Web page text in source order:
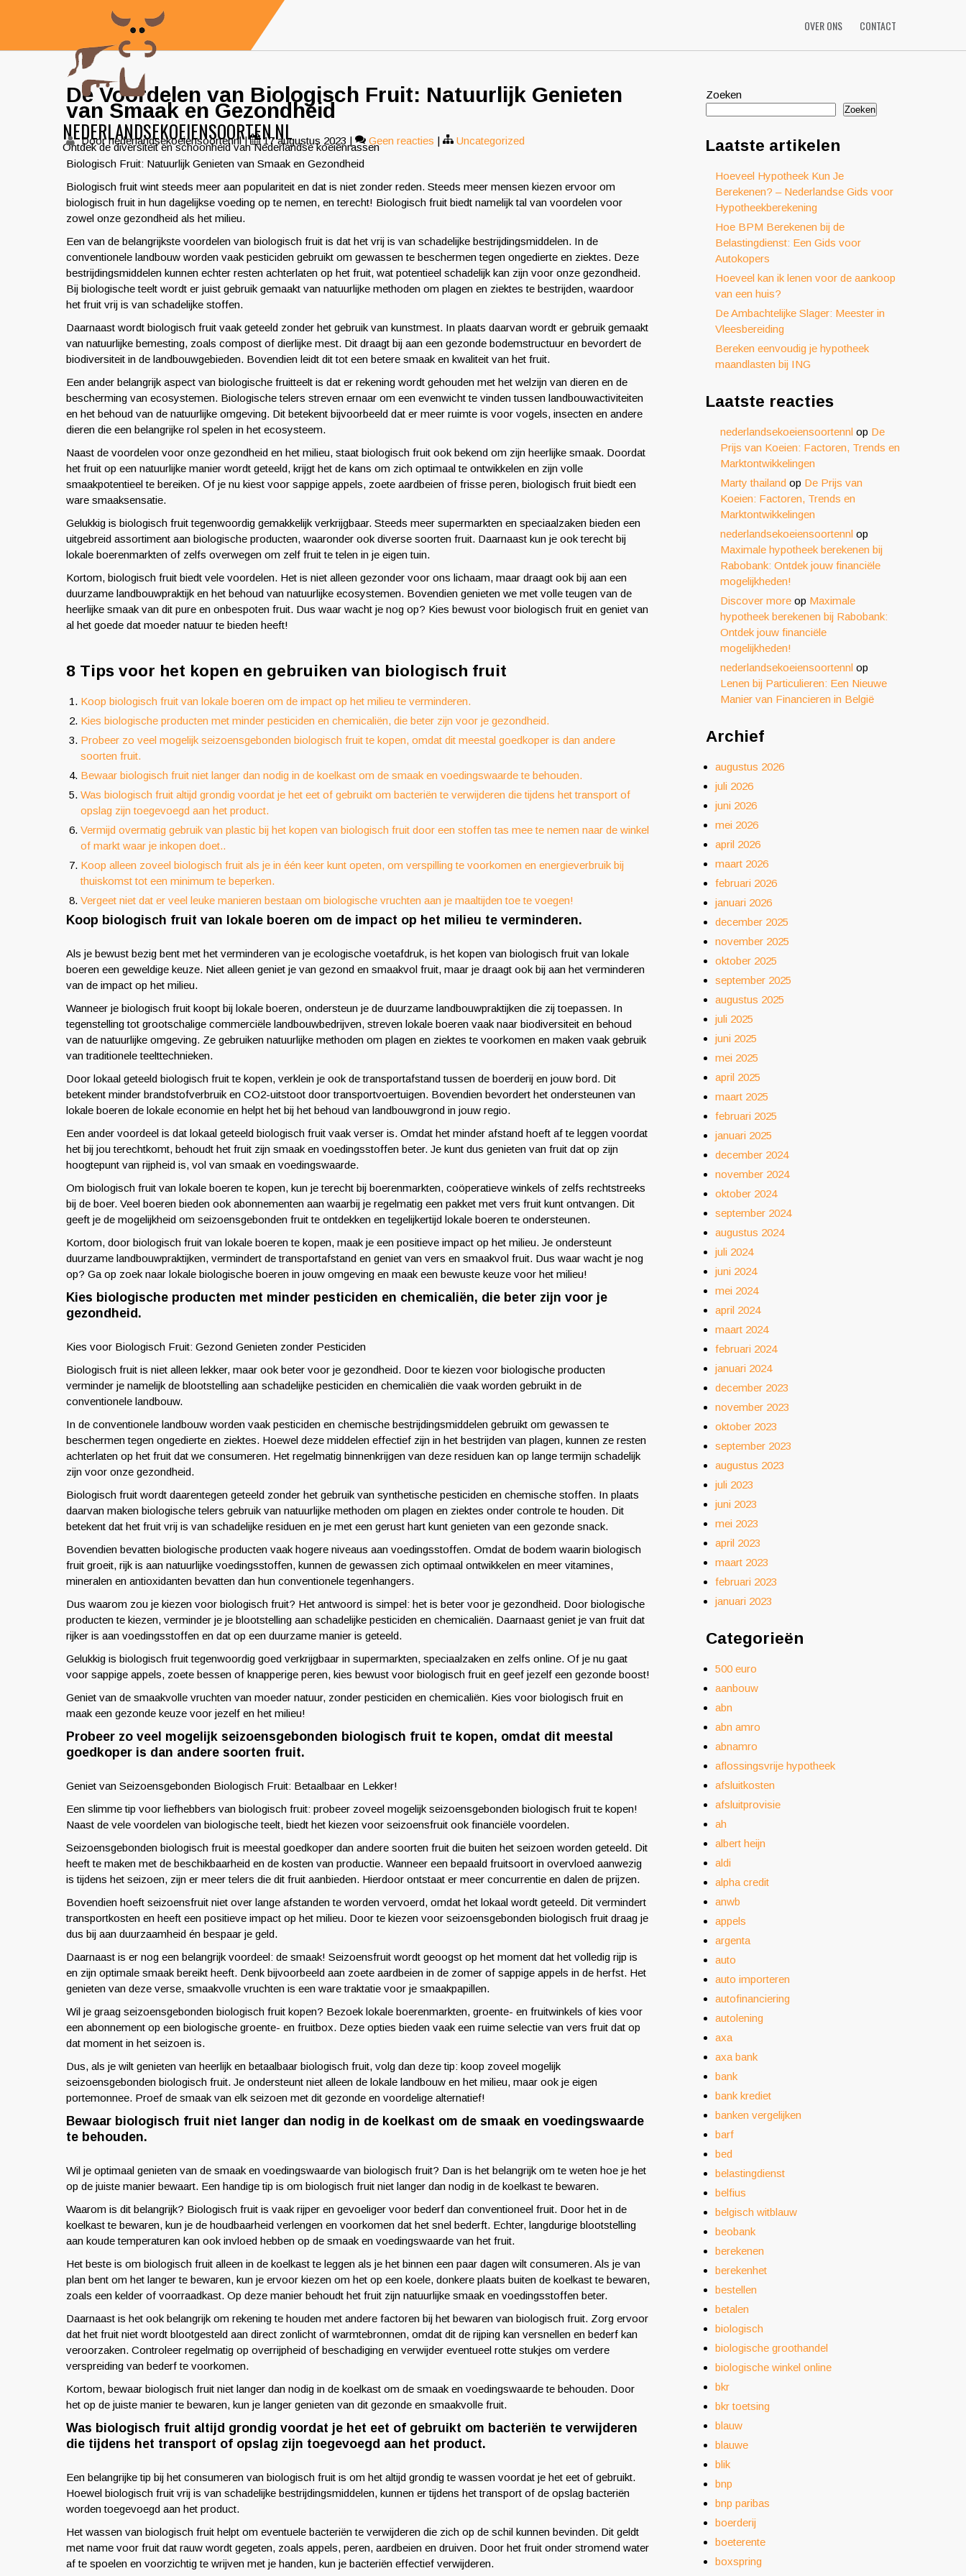
NEDERLANDSEKOEIENSOORTEN.NL
Ontdek de diversiteit en schoonheid van Nederlandse koeienrassen
OVER ONS CONTACT
De Voordelen van Biologisch Fruit: Natuurlijk Genieten
van Smaak en Gezondheid
Door nederlandsekoeiensoortennl| 17 augustus 2023 | Geen reacties |
Uncategorized
Biologisch Fruit: Natuurlijk Genieten van Smaak en Gezondheid
Biologisch fruit wint steeds meer aan populariteit en dat is niet zonder reden. Steeds meer mensen kiezen ervoor om
biologisch fruit in hun dagelijkse voeding op te nemen, en terecht! Biologisch fruit biedt namelijk tal van voordelen voor
zowel onze gezondheid als het milieu.
Een van de belangrijkste voordelen van biologisch fruit is dat het vrij is van schadelijke bestrijdingsmiddelen. In de
conventionele landbouw worden vaak pesticiden gebruikt om gewassen te beschermen tegen ongedierte en ziektes. Deze
bestrijdingsmiddelen kunnen echter resten achterlaten op het fruit, wat potentieel schadelijk kan zijn voor onze gezondheid.
Bij biologische teelt wordt er juist gebruik gemaakt van natuurlijke methoden om plagen en ziektes te bestrijden, waardoor
het fruit vrij is van schadelijke stoffen.
Daarnaast wordt biologisch fruit vaak geteeld zonder het gebruik van kunstmest. In plaats daarvan wordt er gebruik gemaakt
van natuurlijke bemesting, zoals compost of dierlijke mest. Dit draagt bij aan een gezonde bodemstructuur en bevordert de
biodiversiteit in de landbouwgebieden. Bovendien leidt dit tot een betere smaak en kwaliteit van het fruit.
Een ander belangrijk aspect van biologische fruitteelt is dat er rekening wordt gehouden met het welzijn van dieren en de
bescherming van ecosystemen. Biologische telers streven ernaar om een evenwicht te vinden tussen landbouwactiviteiten
en het behoud van de natuurlijke omgeving. Dit betekent bijvoorbeeld dat er meer ruimte is voor vogels, insecten en andere
dieren die een belangrijke rol spelen in het ecosysteem.
Naast de voordelen voor onze gezondheid en het milieu, staat biologisch fruit ook bekend om zijn heerlijke smaak. Doordat
het fruit op een natuurlijke manier wordt geteeld, krijgt het de kans om zich optimaal te ontwikkelen en zijn volle
smaakpotentieel te bereiken. Of je nu kiest voor sappige appels, zoete aardbeien of frisse peren, biologisch fruit biedt een
ware smaaksensatie.
Gelukkig is biologisch fruit tegenwoordig gemakkelijk verkrijgbaar. Steeds meer supermarkten en speciaalzaken bieden een
uitgebreid assortiment aan biologische producten, waaronder ook diverse soorten fruit. Daarnaast kun je ook terecht bij
lokale boerenmarkten of zelfs overwegen om zelf fruit te telen in je eigen tuin.
Kortom, biologisch fruit biedt vele voordelen. Het is niet alleen gezonder voor ons lichaam, maar draagt ook bij aan een
duurzame landbouwpraktijk en het behoud van natuurlijke ecosystemen. Bovendien genieten we met volle teugen van de
heerlijke smaak van dit pure en onbespoten fruit. Dus waar wacht je nog op? Kies bewust voor biologisch fruit en geniet van
al het goede dat moeder natuur te bieden heeft!
8 Tips voor het kopen en gebruiken van biologisch fruit
Koop biologisch fruit van lokale boeren om de impact op het milieu te verminderen.
Kies biologische producten met minder pesticiden en chemicaliën, die beter zijn voor je gezondheid.
Probeer zo veel mogelijk seizoensgebonden biologisch fruit te kopen, omdat dit meestal goedkoper is dan andere
soorten fruit.
Bewaar biologisch fruit niet langer dan nodig in de koelkast om de smaak en voedingswaarde te behouden.
Was biologisch fruit altijd grondig voordat je het eet of gebruikt om bacteriën te verwijderen die tijdens het transport of
opslag zijn toegevoegd aan het product.
Vermijd overmatig gebruik van plastic bij het kopen van biologisch fruit door een stoffen tas mee te nemen naar de winkel
of markt waar je inkopen doet..
Koop alleen zoveel biologisch fruit als je in één keer kunt opeten, om verspilling te voorkomen en energieverbruik bij
thuiskomst tot een minimum te beperken.
Vergeet niet dat er veel leuke manieren bestaan ​​om biologische vruchten aan je maaltijden toe te voegen!
Koop biologisch fruit van lokale boeren om de impact op het milieu te verminderen.
Als je bewust bezig bent met het verminderen van je ecologische voetafdruk, is het kopen van biologisch fruit van lokale
boeren een geweldige keuze. Niet alleen geniet je van gezond en smaakvol fruit, maar je draagt ook bij aan het verminderen
van de impact op het milieu.
Wanneer je biologisch fruit koopt bij lokale boeren, ondersteun je de duurzame landbouwpraktijken die zij toepassen. In
tegenstelling tot grootschalige commerciële landbouwbedrijven, streven lokale boeren vaak naar biodiversiteit en behoud
van de natuurlijke omgeving. Ze gebruiken natuurlijke methoden om plagen en ziektes te voorkomen en maken vaak gebruik
van traditionele teelttechnieken.
Door lokaal geteeld biologisch fruit te kopen, verklein je ook de transportafstand tussen de boerderij en jouw bord. Dit
betekent minder brandstofverbruik en CO2-uitstoot door transportvoertuigen. Bovendien bevordert het ondersteunen van
lokale boeren de lokale economie en helpt het bij het behoud van landbouwgrond in jouw regio.
Een ander voordeel is dat lokaal geteeld biologisch fruit vaak verser is. Omdat het minder afstand hoeft af te leggen voordat
het bij jou terechtkomt, behoudt het fruit zijn smaak en voedingsstoffen beter. Je kunt dus genieten van fruit dat op zijn
hoogtepunt van rijpheid is, vol van smaak en voedingswaarde.
Om biologisch fruit van lokale boeren te kopen, kun je terecht bij boerenmarkten, coöperatieve winkels of zelfs rechtstreeks
bij de boer. Veel boeren bieden ook abonnementen aan waarbij je regelmatig een pakket met vers fruit kunt ontvangen. Dit
geeft je de mogelijkheid om seizoensgebonden fruit te ontdekken en tegelijkertijd lokale boeren te ondersteunen.
Kortom, door biologisch fruit van lokale boeren te kopen, maak je een positieve impact op het milieu. Je ondersteunt
duurzame landbouwpraktijken, vermindert de transportafstand en geniet van vers en smaakvol fruit. Dus waar wacht je nog
op? Ga op zoek naar lokale biologische boeren in jouw omgeving en maak een bewuste keuze voor het milieu!
Kies biologische producten met minder pesticiden en chemicaliën, die beter zijn voor je
gezondheid.
Kies voor Biologisch Fruit: Gezond Genieten zonder Pesticiden
Biologisch fruit is niet alleen lekker, maar ook beter voor je gezondheid. Door te kiezen voor biologische producten
verminder je namelijk de blootstelling aan schadelijke pesticiden en chemicaliën die vaak worden gebruikt in de
conventionele landbouw.
In de conventionele landbouw worden vaak pesticiden en chemische bestrijdingsmiddelen gebruikt om gewassen te
beschermen tegen ongedierte en ziektes. Hoewel deze middelen effectief zijn in het bestrijden van plagen, kunnen ze resten
achterlaten op het fruit dat we consumeren. Het regelmatig binnenkrijgen van deze residuen kan op lange termijn schadelijk
zijn voor onze gezondheid.
Biologisch fruit wordt daarentegen geteeld zonder het gebruik van synthetische pesticiden en chemische stoffen. In plaats
daarvan maken biologische telers gebruik van natuurlijke methoden om plagen en ziektes onder controle te houden. Dit
betekent dat het fruit vrij is van schadelijke residuen en je met een gerust hart kunt genieten van een gezonde snack.
Bovendien bevatten biologische producten vaak hogere niveaus aan voedingsstoffen. Omdat de bodem waarin biologisch
fruit groeit, rijk is aan natuurlijke voedingsstoffen, kunnen de gewassen zich optimaal ontwikkelen en meer vitamines,
mineralen en antioxidanten bevatten dan hun conventionele tegenhangers.
Dus waarom zou je kiezen voor biologisch fruit? Het antwoord is simpel: het is beter voor je gezondheid. Door biologische
producten te kiezen, verminder je je blootstelling aan schadelijke pesticiden en chemicaliën. Daarnaast geniet je van fruit dat
rijker is aan voedingsstoffen en dat op een duurzame manier is geteeld.
Gelukkig is biologisch fruit tegenwoordig goed verkrijgbaar in supermarkten, speciaalzaken en zelfs online. Of je nu gaat
voor sappige appels, zoete bessen of knapperige peren, kies bewust voor biologisch fruit en geef jezelf een gezonde boost!
Geniet van de smaakvolle vruchten van moeder natuur, zonder pesticiden en chemicaliën. Kies voor biologisch fruit en
maak een gezonde keuze voor jezelf en het milieu!
Probeer zo veel mogelijk seizoensgebonden biologisch fruit te kopen, omdat dit meestal
goedkoper is dan andere soorten fruit.
Geniet van Seizoensgebonden Biologisch Fruit: Betaalbaar en Lekker!
Een slimme tip voor liefhebbers van biologisch fruit: probeer zoveel mogelijk seizoensgebonden biologisch fruit te kopen!
Naast de vele voordelen van biologische teelt, biedt het kiezen voor seizoensfruit ook financiële voordelen.
Seizoensgebonden biologisch fruit is meestal goedkoper dan andere soorten fruit die buiten het seizoen worden geteeld. Dit
heeft te maken met de beschikbaarheid en de kosten van productie. Wanneer een bepaald fruitsoort in overvloed aanwezig
is tijdens het seizoen, zijn er meer telers die dit fruit aanbieden. Hierdoor ontstaat er meer concurrentie en dalen de prijzen.
Bovendien hoeft seizoensfruit niet over lange afstanden te worden vervoerd, omdat het lokaal wordt geteeld. Dit vermindert
transportkosten en heeft een positieve impact op het milieu. Door te kiezen voor seizoensgebonden biologisch fruit draag je
dus bij aan duurzaamheid én bespaar je geld.
Daarnaast is er nog een belangrijk voordeel: de smaak! Seizoensfruit wordt geoogst op het moment dat het volledig rijp is
en zijn optimale smaak bereikt heeft. Denk bijvoorbeeld aan zoete aardbeien in de zomer of sappige appels in de herfst. Het
genieten van deze verse, smaakvolle vruchten is een ware traktatie voor je smaakpapillen.
Wil je graag seizoensgebonden biologisch fruit kopen? Bezoek lokale boerenmarkten, groente- en fruitwinkels of kies voor
een abonnement op een biologische groente- en fruitbox. Deze opties bieden vaak een ruime selectie van vers fruit dat op
dat moment in het seizoen is.
Dus, als je wilt genieten van heerlijk en betaalbaar biologisch fruit, volg dan deze tip: koop zoveel mogelijk
seizoensgebonden biologisch fruit. Je ondersteunt niet alleen de lokale landbouw en het milieu, maar ook je eigen
portemonnee. Proef de smaak van elk seizoen met dit gezonde en voordelige alternatief!
Bewaar biologisch fruit niet langer dan nodig in de koelkast om de smaak en voedingswaarde
te behouden.
Wil je optimaal genieten van de smaak en voedingswaarde van biologisch fruit? Dan is het belangrijk om te weten hoe je het
op de juiste manier bewaart. Een handige tip is om biologisch fruit niet langer dan nodig in de koelkast te bewaren.
Waarom is dit belangrijk? Biologisch fruit is vaak rijper en gevoeliger voor bederf dan conventioneel fruit. Door het in de
koelkast te bewaren, kun je de houdbaarheid verlengen en voorkomen dat het snel bederft. Echter, langdurige blootstelling
aan koude temperaturen kan ook invloed hebben op de smaak en voedingswaarde van het fruit.
Het beste is om biologisch fruit alleen in de koelkast te leggen als je het binnen een paar dagen wilt consumeren. Als je van
plan bent om het langer te bewaren, kun je ervoor kiezen om het op een koele, donkere plaats buiten de koelkast te bewaren,
zoals een kelder of voorraadkast. Op deze manier behoudt het fruit zijn natuurlijke smaak en voedingsstoffen beter.
Daarnaast is het ook belangrijk om rekening te houden met andere factoren bij het bewaren van biologisch fruit. Zorg ervoor
dat het fruit niet wordt blootgesteld aan direct zonlicht of warmtebronnen, omdat dit de rijping kan versnellen en bederf kan
veroorzaken. Controleer regelmatig op overrijpheid of beschadiging en verwijder eventueel rotte stukjes om verdere
verspreiding van bederf te voorkomen.
Kortom, bewaar biologisch fruit niet langer dan nodig in de koelkast om de smaak en voedingswaarde te behouden. Door
het op de juiste manier te bewaren, kun je langer genieten van dit gezonde en smaakvolle fruit.
Was biologisch fruit altijd grondig voordat je het eet of gebruikt om bacteriën te verwijderen
die tijdens het transport of opslag zijn toegevoegd aan het product.
Een belangrijke tip bij het consumeren van biologisch fruit is om het altijd grondig te wassen voordat je het eet of gebruikt.
Hoewel biologisch fruit vrij is van schadelijke bestrijdingsmiddelen, kunnen er tijdens het transport of de opslag bacteriën
worden toegevoegd aan het product.
Het wassen van biologisch fruit helpt om eventuele bacteriën te verwijderen die zich op de schil kunnen bevinden. Dit geldt
met name voor fruit dat rauw wordt gegeten, zoals appels, peren, aardbeien en druiven. Door het fruit onder stromend water
af te spoelen en voorzichtig te wrijven met je handen, kun je bacteriën effectief verwijderen.
Zoeken
Zoeken
Laatste artikelen
Hoeveel Hypotheek Kun Je
Berekenen? – Nederlandse Gids voor
Hypotheekberekening
Hoe BPM Berekenen bij de
Belastingdienst: Een Gids voor
Autokopers
Hoeveel kan ik lenen voor de aankoop
van een huis?
De Ambachtelijke Slager: Meester in
Vleesbereiding
Bereken eenvoudig je hypotheek
maandlasten bij ING
Laatste reacties
nederlandsekoeiensoortennl op De
Prijs van Koeien: Factoren, Trends en
Marktontwikkelingen
Marty thailand op De Prijs van
Koeien: Factoren, Trends en
Marktontwikkelingen
nederlandsekoeiensoortennl op
Maximale hypotheek berekenen bij
Rabobank: Ontdek jouw financiële
mogelijkheden!
Discover more op Maximale
hypotheek berekenen bij Rabobank:
Ontdek jouw financiële
mogelijkheden!
nederlandsekoeiensoortennl op
Lenen bij Particulieren: Een Nieuwe
Manier van Financieren in België
Archief
augustus 2026
juli 2026
juni 2026
mei 2026
april 2026
maart 2026
februari 2026
januari 2026
december 2025
november 2025
oktober 2025
september 2025
augustus 2025
juli 2025
juni 2025
mei 2025
april 2025
maart 2025
februari 2025
januari 2025
december 2024
november 2024
oktober 2024
september 2024
augustus 2024
juli 2024
juni 2024
mei 2024
april 2024
maart 2024
februari 2024
januari 2024
december 2023
november 2023
oktober 2023
september 2023
augustus 2023
juli 2023
juni 2023
mei 2023
april 2023
maart 2023
februari 2023
januari 2023
Categorieën
500 euro
aanbouw
abn
abn amro
abnamro
aflossingsvrije hypotheek
afsluitkosten
afsluitprovisie
ah
albert heijn
aldi
alpha credit
anwb
appels
argenta
auto
auto importeren
autofinanciering
autolening
axa
axa bank
bank
bank krediet
banken vergelijken
barf
bed
belastingdienst
belfius
belgisch witblauw
beobank
berekenen
berekenhet
bestellen
betalen
biologisch
biologische groothandel
biologische winkel online
bkr
bkr toetsing
blauw
blauwe
blik
bnp
bnp paribas
boerderij
boeterente
boxspring